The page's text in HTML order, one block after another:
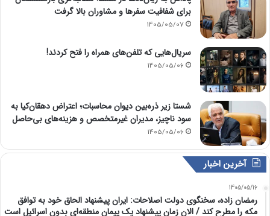
برای شفافیت سفرها و مشاوران بالا گرفت
1405/05/07
سریال‌هایی که تلفن‌های همراه را فتح کردند!
1405/05/06
شستا زیر ذره‌بین دیوان محاسبات؛ اعتراض دهقان‌کیا به
سود ناچیز، مدیران غیرمتخصص و هزینه‌های بی‌حاصل
1405/05/06
آخرین اخبار
1405/05/16
رمضان زاده، سخنگوی دولت اصلاحات: ایران پیشنهاد الحاق خود به توافق
مکه را مطرح کند / الان زمان پیشنهاد یک پیمان منطقه‌ای بدون اسرائیل است